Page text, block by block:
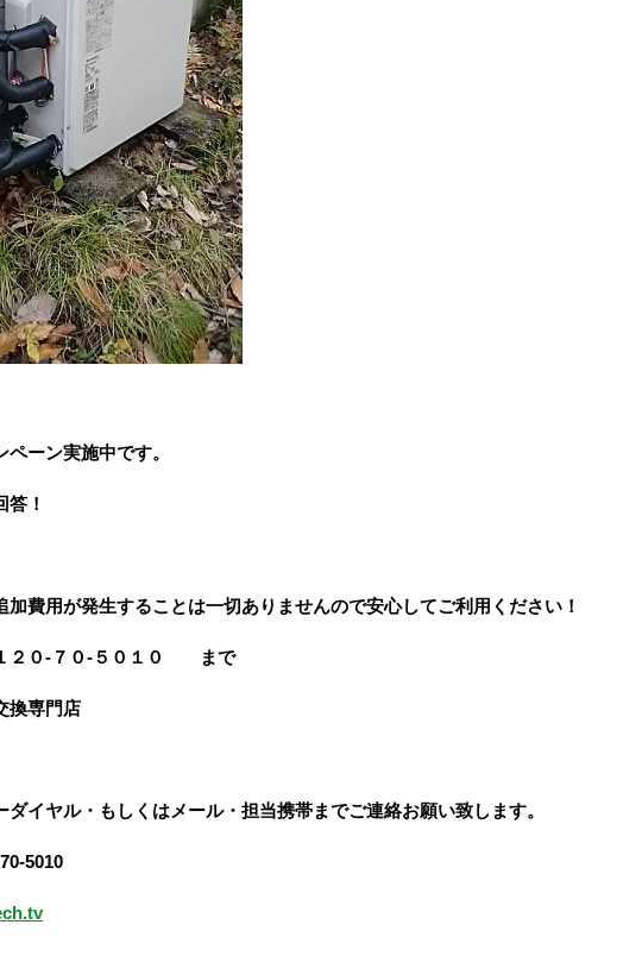
ーン実施中です。
答！
加費用が発生することは一切ありませんので安心してご利用ください！
２０-７０-５０１０ まで
換専門店
ダイヤル・もしくはメール・担当携帯までご連絡お願い致します。
5010